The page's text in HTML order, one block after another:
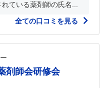
ている薬剤師の氏名...
全ての口コミを見る
剤師会研修会